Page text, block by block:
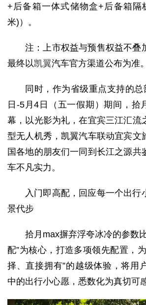
+后备箱一体式储物盒+后备箱隔
米)）。
注：上市权益与预售权益不叠
最终以凯翼汽车官方渠道公布为准。
同时，作为省级重点支持的
日-5月4日（五一假期）期间，拾
幕，以光影为礼，在宜宾三江汇流
型无人机秀，凯翼汽车联动宜宾文
国各地的朋友们一同到长江之源共
车不凡实力。
入门即高配，回应每一个出行
景代步
拾月max摒弃浮夸冰冷的参数
配”为核心，打造多项领先配置，
择、直接拥有”的越级体验，将用
中的出行小心愿，悉数化为真切可